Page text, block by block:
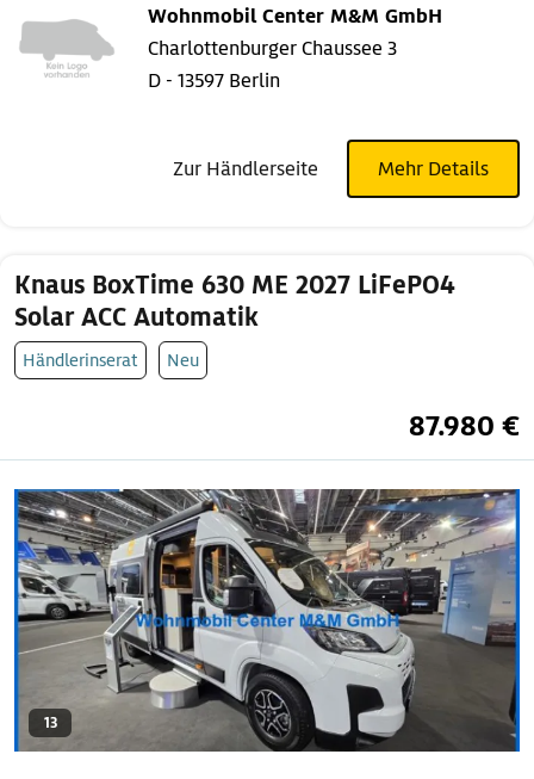
Wohnmobil Center M&M GmbH
Charlottenburger Chaussee 3
D - 13597 Berlin
Zur Händlerseite Mehr Details
Knaus BoxTime 630 ME 2027 LiFePO4
Solar ACC Automatik
Händlerinserat Neu
87.980 €
13